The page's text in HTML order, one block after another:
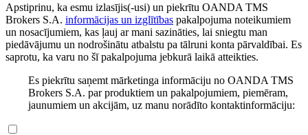
Apstiprinu, ka esmu izlasījis(-usi) un piekrītu OANDA TMS
Brokers S.A. informācijas un izglītības pakalpojuma noteikumiem
un nosacījumiem, kas ļauj ar mani sazināties, lai sniegtu man
piedāvājumu un nodrošinātu atbalstu pa tālruni konta pārvaldībai. Es
saprotu, ka varu no šī pakalpojuma jebkurā laikā atteikties.
Es piekrītu saņemt mārketinga informāciju no OANDA TMS
Brokers S.A. par produktiem un pakalpojumiem, piemēram,
jaunumiem un akcijām, uz manu norādīto kontaktinformāciju: